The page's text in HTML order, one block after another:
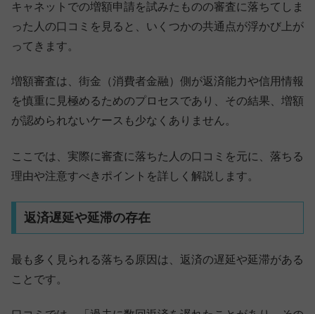
キャネットでの増額申請を試みたものの審査に落ちてしま
った人の口コミを見ると、いくつかの共通点が浮かび上が
ってきます。
増額審査は、街金（消費者金融）側が返済能力や信用情報
を慎重に見極めるためのプロセスであり、その結果、増額
が認められないケースも少なくありません。
ここでは、実際に審査に落ちた人の口コミを元に、落ちる
理由や注意すべきポイントを詳しく解説します。
返済遅延や延滞の存在
最も多く見られる落ちる原因は、返済の遅延や延滞がある
ことです。